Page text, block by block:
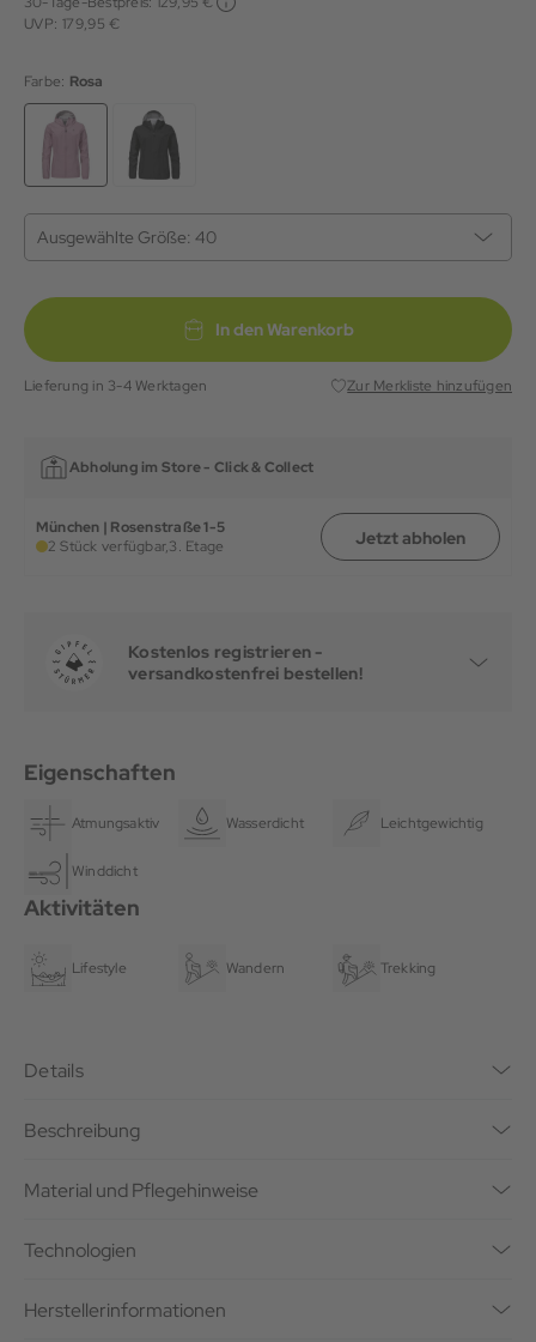
UVP: 179,95 €
Farbe: Rosa
Ausgewählte Größe: 40
In den Warenkorb
Lieferung in 3-4 Werktagen Zur Merkliste hinzufügen
Abholung im Store - Click & Collect
München | Rosenstraße 1-5
2 Stück verfügbar,3. Etage Jetzt abholen
Kostenlos registrieren -
versandkostenfrei bestellen!
Eigenschaften
Atmungsaktiv Wasserdicht Leichtgewichtig
Winddicht
Aktivitäten
Lifestyle Wandern Trekking
Details
Beschreibung
Material und Pflegehinweise
Technologien
Herstellerinformationen